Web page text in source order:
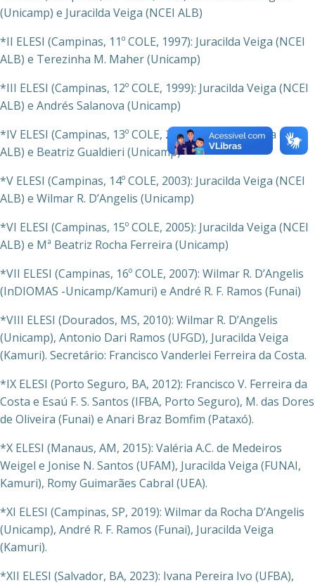
(Unicamp) e Juracilda Veiga (NCEI ALB)
*II ELESI (Campinas, 11º COLE, 1997): Juracilda Veiga (NCEI
ALB) e Terezinha M. Maher (Unicamp)
*III ELESI (Campinas, 12º COLE, 1999): Juracilda Veiga (NCEI
ALB) e Andrés Salanova (Unicamp)
*IV ELESI (Campinas, 13º COLE, 2001): Juracilda Veiga (NCEI
ALB) e Beatriz Gualdieri (Unicamp)
*V ELESI (Campinas, 14º COLE, 2003): Juracilda Veiga (NCEI
ALB) e Wilmar R. D’Angelis (Unicamp)
*VI ELESI (Campinas, 15º COLE, 2005): Juracilda Veiga (NCEI
ALB) e Mª Beatriz Rocha Ferreira (Unicamp)
*VII ELESI (Campinas, 16º COLE, 2007): Wilmar R. D’Angelis
(InDIOMAS -Unicamp/Kamuri) e André R. F. Ramos (Funai)
*VIII ELESI (Dourados, MS, 2010): Wilmar R. D’Angelis
(Unicamp), Antonio Dari Ramos (UFGD), Juracilda Veiga
(Kamuri). Secretário: Francisco Vanderlei Ferreira da Costa.
*IX ELESI (Porto Seguro, BA, 2012): Francisco V. Ferreira da
Costa e Esaú F. S. Santos (IFBA, Porto Seguro), M. das Dores
de Oliveira (Funai) e Anari Braz Bomfim (Pataxó).
*X ELESI (Manaus, AM, 2015): Valéria A.C. de Medeiros
Weigel e Jonise N. Santos (UFAM), Juracilda Veiga (FUNAI,
Kamuri), Romy Guimarães Cabral (UEA).
*XI ELESI (Campinas, SP, 2019): Wilmar da Rocha D’Angelis
(Unicamp), André R. F. Ramos (Funai), Juracilda Veiga
(Kamuri).
*XII ELESI (Salvador, BA, 2023): Ivana Pereira Ivo (UFBA),